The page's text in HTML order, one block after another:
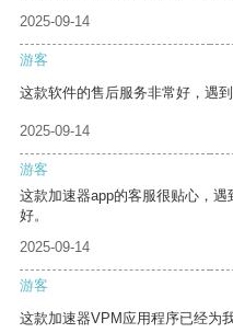
2025-09-14
游客
这款软件的售后服务非常好，遇
2025-09-14
游客
这款加速器app的客服很贴心，
好。
2025-09-14
游客
这款加速器VPM应用程序已经为